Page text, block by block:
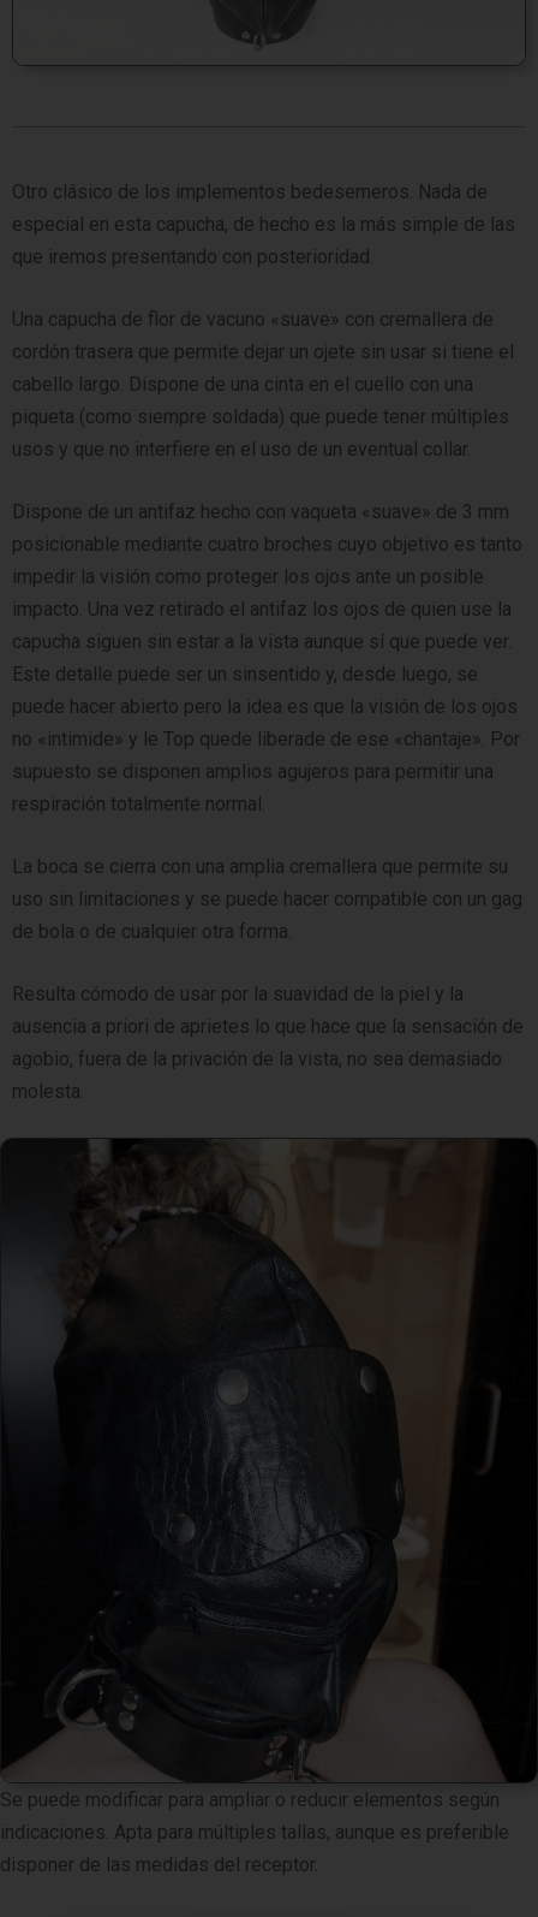
Otro clásico de los implementos bedesemeros. Nada de
especial en esta capucha, de hecho es la más simple de las
que iremos presentando con posterioridad.
Una capucha de flor de vacuno «suave» con cremallera de
cordón trasera que permite dejar un ojete sin usar si tiene el
cabello largo. Dispone de una cinta en el cuello con una
piqueta (como siempre soldada) que puede tener múltiples
usos y que no interfiere en el uso de un eventual collar.
Dispone de un antifaz hecho con vaqueta «suave» de 3 mm
posicionable mediante cuatro broches cuyo objetivo es tanto
impedir la visión como proteger los ojos ante un posible
impacto. Una vez retirado el antifaz los ojos de quien use la
capucha siguen sin estar a la vista aunque sí que puede ver.
Este detalle puede ser un sinsentido y, desde luego, se
puede hacer abierto pero la idea es que la visión de los ojos
no «intimide» y le Top quede liberade de ese «chantaje». Por
supuesto se disponen amplios agujeros para permitir una
respiración totalmente normal.
La boca se cierra con una amplia cremallera que permite su
uso sin limitaciones y se puede hacer compatible con un gag
de bola o de cualquier otra forma.
Resulta cómodo de usar por la suavidad de la piel y la
ausencia a priori de aprietes lo que hace que la sensación de
agobio, fuera de la privación de la vista, no sea demasiado
molesta.
Se puede modificar para ampliar o reducir elementos según
indicaciones. Apta para múltiples tallas, aunque es preferible
disponer de las medidas del receptor.